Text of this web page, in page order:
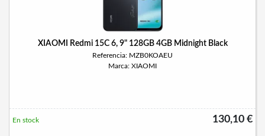
XIAOMI Redmi 15C 6, 9" 128GB 4GB Midnight Black
Referencia: MZB0KOAEU
Marca: XIAOMI
130,10 €
En stock